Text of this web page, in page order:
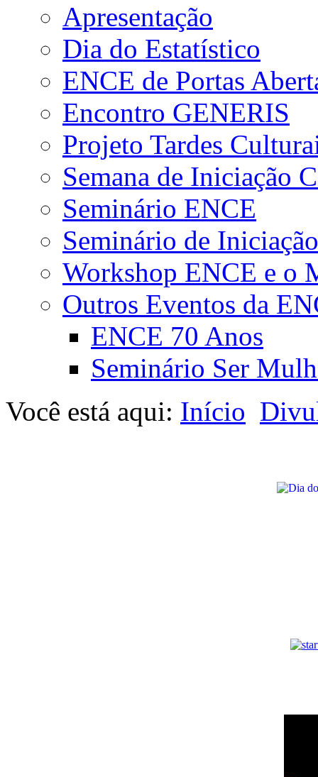
Apresentação
Dia do Estatístico
ENCE de Portas
Encontro GENERIS
Projeto Tardes
Semana de Iniciação
Seminário ENCE
Seminário de
Workshop ENCE e o
Outros Eventos da
ENCE 70 Anos
Seminário Ser
Você está aqui: Início